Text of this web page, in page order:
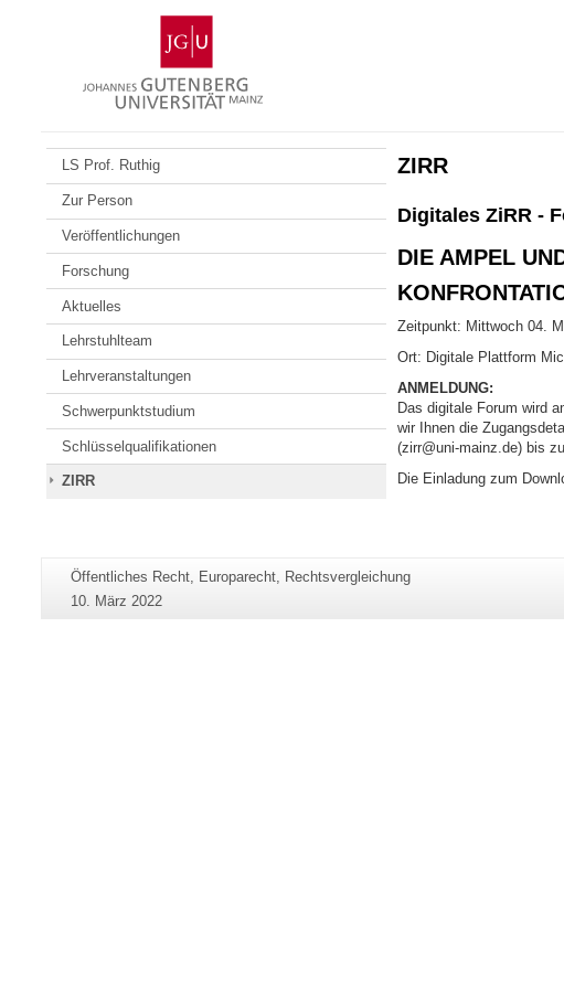
Gutenberg-
Universität
Mainz
LS Prof. Ruthig
Zur Person
Veröffentlichungen
Forschung
Aktuelles
Lehrstuhlteam
Lehrveranstaltungen
Schwerpunktstudium
Schlüsselqualifikationen
ZIRR
ZIRR
Digitales ZiRR -
DIE AMPEL
Zeitpunkt: Mittwoch 04.
Ort: Digitale Plattform
ANMELDUNG:
Das digitale Forum wird
wir Ihnen die
(zirr@uni-mainz.de) bis
Die Einladung zum
Zusätzliche
Informationen
Seiten-
Name:
Öffentliches Recht, Europarecht, Rechtsvergleichung
Letzte
10. März 2022